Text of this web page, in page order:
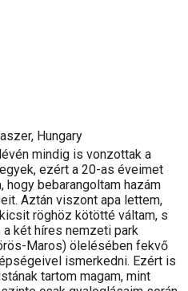
Hungary
mindig is vonzottak a
ezért a 20-as éveimet
hogy bebarangoltam hazám
Aztán viszont apa lettem,
röghöz kötötté váltam, s
két híres nemzeti park
Maros) ölelésében fekvő
ismerkedni. Ezért is
tartom magam, mint